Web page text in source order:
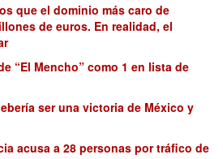
que el dominio más caro de
de euros. En realidad, el
“El Mencho” como 1 en lista de
ser una victoria de México y
acusa a 28 personas por tráfico de